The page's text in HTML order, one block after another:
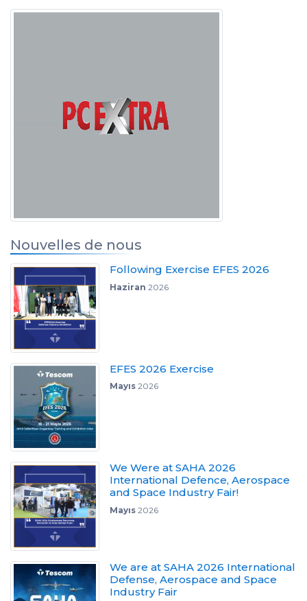
Nouvelles de nous
Following Exercise EFES 2026
Haziran 2026
EFES 2026 Exercise
Mayıs2026
We Were at SAHA 2026
International Defence, Aerospace
and Space Industry Fair!
Mayıs2026
We are at SAHA 2026 International
Defense, Aerospace and Space
Industry Fair